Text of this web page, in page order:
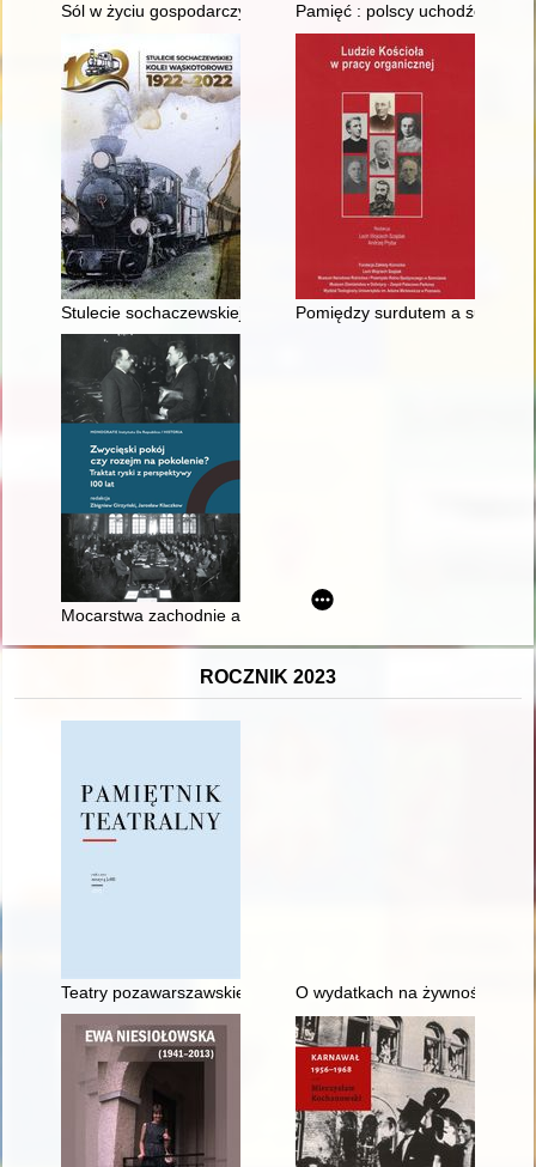
Sól w życiu gospodarczym średniowiecznej Polski
Pamięć : polscy uchodźcy na
Stulecie sochaczewskiej kolei wąskotorowej 1922-2022
Pomiędzy surdutem a sutanną
Mocarstwa zachodnie a pokój ryski
ROCZNIK 2023
Teatry pozawarszawskie w latach osiemdziesiątych w
O wydatkach na żywność i